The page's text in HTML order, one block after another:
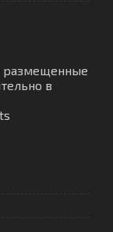
размещенные
в